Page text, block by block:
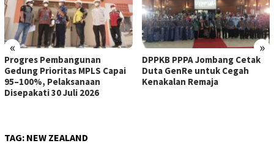
« »
Progres Pembangunan
Gedung Prioritas MPLS Capai
95–100%, Pelaksanaan
Disepakati 30 Juli 2026
DPPKB PPPA Jombang Cetak
Duta GenRe untuk Cegah
Kenakalan Remaja
TAG: NEW ZEALAND